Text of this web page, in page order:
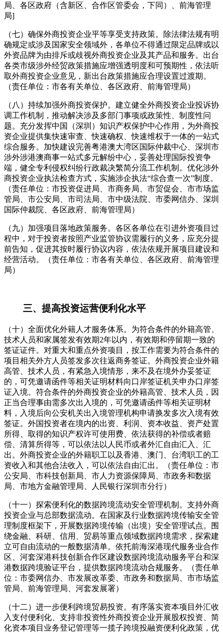
局、各区政府（含新区、合作区管委会，下同）、前海管理
局]
（七）确保外商投资企业平等享受支持政策。除法律法规有明
确规定或涉及国家安全领域外，各单位不得通过限定品牌或以
外资品牌为由排斥或歧视外商投资企业及其产品和服务。出台
各类市级涉外经贸政策措施应增强透明度和可预期性，依法听
取外商投资企业意见，新出台政策措施应合理设置过渡期。
（责任单位：市各有关单位、各区政府、前海管理局）
（八）持续加强外商投资保护。建立健全外商投资企业投诉协
调工作机制，推动解决涉及多部门事项或政策性、制度性问
题。充分发挥中国（深圳）知识产权保护中心作用，为外商投
资企业提供集快速审查、快速确权、快速维权于一体的一站式
综合服务。加快建设完善粤港澳大湾区国际仲裁中心、深圳市
涉外涉港澳商事一站式多元解纷中心，妥善处理国际投资争
端，健全专利侵权纠纷行政裁决繁简分流工作机制。优化涉外
商投资企业执法检查方式，实施涉企执法“综合查一次”制度。
（责任单位：市投资促进局、市商务局、市贸促会、市市场监
管局、市公安局、市司法局、市中级法院、市委网信办、深圳
国际仲裁院、各区政府、前海管理局）
（九）加强项目落地政策服务。各区各单位在引进外资项目过
程中，对于投资者按照产业监管协议需履行的义务，应充分提
前告知，促进其按时履行协议内容，依法依规开展项目建设和
经营活动。（责任单位：市各有关单位、各区政府、前海管理
局）
三、提高投资运营便利化水平
（十）全面优化外籍人才服务体系。为符合条件的外籍高管、
技术人员和家属签发有效期2年以内，有效期和停留期一致的
签证证件。对重大和重点外资项目，按工作需要为符合条件的
项目相关外方人员签发多次往返商务签证。外商投资企业外籍
高管、技术人员，有紧急入境情形，来不及在境外办妥签证
的，可凭邀请函件等相关证明材料向口岸签证机关申办口岸签
证入境。符合条件的外商投资企业的外籍高管、技术人员，因
正当合理事由需多次出入境的，可凭邀请函件等相关证明材
料，入境后向公安机关出入境管理机构申请换发多次入境有效
签证。外国投资者在境内的出资、利润、资本收益、资产处置
所得、取得的知识产权许可使用费、依法获得的补偿或者赔
偿、清算所得等，可以依法以人民币或者外汇自由汇入、汇
出。外商投资企业的外籍职工以及香港、澳门、台湾职工的工
资收入和其他合法收入，可以依法自由汇出。（责任单位：市
公安局、市科技创新局、市人力资源保障局、市政务和数据
局、市地方金融管理局、人民银行深圳市分行）
（十一）探索便利化的数据跨境流动安全管理机制。支持外商
投资企业与总部数据流动。在国家及行业数据跨境传输安全管
理制度框架下，开展数据跨境传输（出境）安全管理试点。围
绕金融、科研、信用、贸易等重点领域数据跨境需求，探索建
立可自由流动的一般数据清单。依托前海深港现代服务业合作
区、河套深港科技创新合作区建设数据跨境流动服务平台和深
港数据跨境验证平台，提供数据跨境流动合规服务。（责任单
位：市委网信办、市发展改革委、市政务和数据局、市市场监
管局、前海管理局、河套发展署）
（十二）进一步便利跨境贸易投资。有序落实资本项目外汇收
入支付便利化、支持非投资性外商投资企业开展股权投资、简
化资本项目业务登记管理等一揽子跨境投融资便利化政策，优